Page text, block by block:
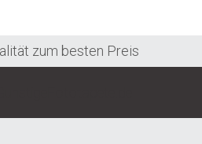
zum besten Preis